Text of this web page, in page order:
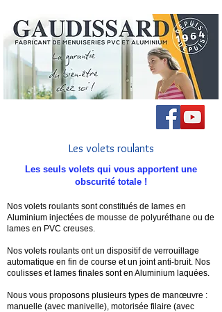
Les volets roulants
Les seuls volets qui vous apportent une
obscurité totale !
Nos volets roulants sont constitués de lames en
Aluminium injectées de mousse de polyuréthane ou de
lames en PVC creuses.
Nos volets roulants ont un dispositif de verrouillage
automatique en fin de course et un joint anti-bruit. Nos
coulisses et lames finales sont en Aluminium laquées.
Nous vous proposons plusieurs types de manœuvre :
manuelle (avec manivelle), motorisée filaire (avec